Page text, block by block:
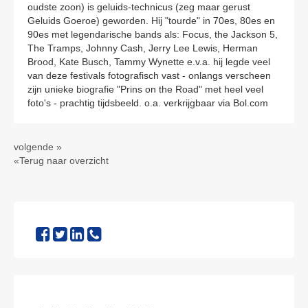
oudste zoon) is geluids-technicus (zeg maar gerust
Geluids Goeroe) geworden. Hij "tourde" in 70es, 80es en
90es met legendarische bands als: Focus, the Jackson 5,
The Tramps, Johnny Cash, Jerry Lee Lewis, Herman
Brood, Kate Busch, Tammy Wynette e.v.a. hij legde veel
van deze festivals fotografisch vast - onlangs verscheen
zijn unieke biografie "Prins on the Road" met heel veel
foto's - prachtig tijdsbeeld. o.a. verkrijgbaar via Bol.com
volgende »
«Terug naar overzicht